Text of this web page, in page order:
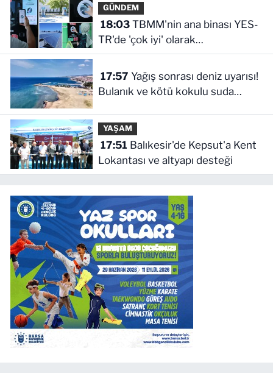
GÜNDEM
18:03TBMM'nin ana binası YES-
TR'de 'çok iyi' olarak
sertifikalandırıldı
17:57
Bulanık ve kötü kokulu suda
YAŞAM
17:51
Lokantası ve altyapı desteği